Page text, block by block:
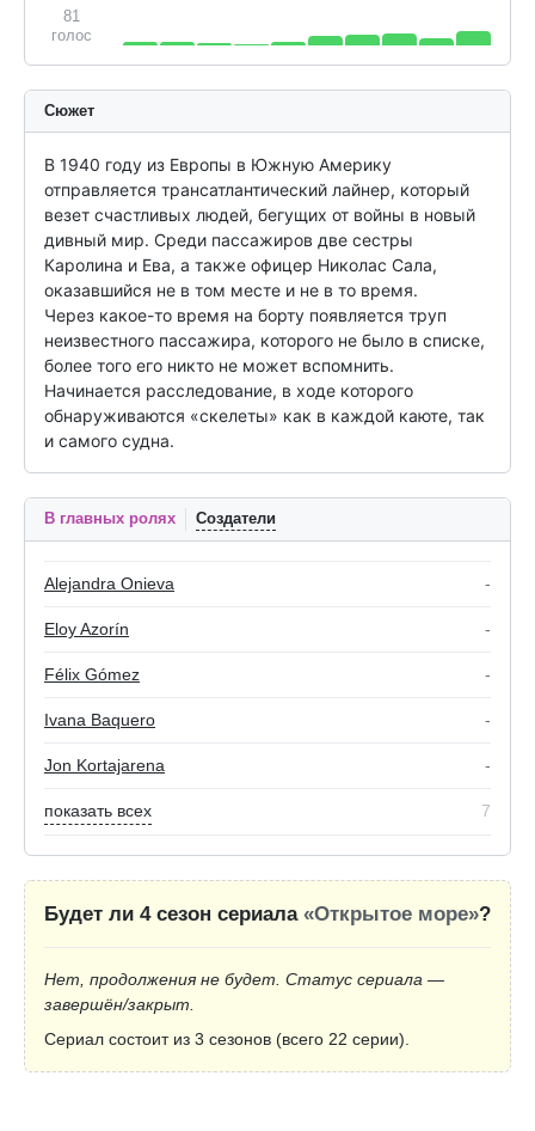
81
голос
Сюжет
В 1940 году из Европы в Южную Америку
отправляется трансатлантический лайнер, который
везет счастливых людей, бегущих от войны в новый
дивный мир. Среди пассажиров две сестры
Каролина и Ева, а также офицер Николас Сала,
оказавшийся не в том месте и не в то время.
Через какое-то время на борту появляется труп
неизвестного пассажира, которого не было в списке,
более того его никто не может вспомнить.
Начинается расследование, в ходе которого
обнаруживаются «скелеты» как в каждой каюте, так
и самого судна.
В главных ролях Создатели
Alejandra Onieva -
Eloy Azorín -
Félix Gómez -
Ivana Baquero -
Jon Kortajarena -
показать всех 7
Будет ли 4 сезон сериала «Открытое море»?
Нет, продолжения не будет. Статус сериала —
завершён/закрыт.
Сериал состоит из 3 сезонов (всего 22 серии).